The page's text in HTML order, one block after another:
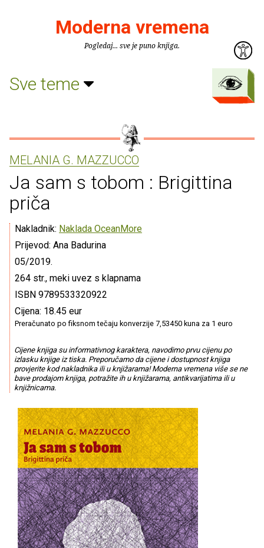
Moderna vremena
Pogledaj... sve je puno knjiga.
Sve teme
MELANIA G. MAZZUCCO
Ja sam s tobom : Brigittina
priča
Nakladnik: Naklada OceanMore
Prijevod: Ana Badurina
05/2019.
264 str., meki uvez s klapnama
ISBN 9789533320922
Cijena: 18.45 eur
Preračunato po fiksnom tečaju konverzije 7,53450 kuna za 1 euro
Cijene knjiga su informativnog karaktera, navodimo prvu cijenu po
izlasku knjige iz tiska. Preporučamo da cijene i dostupnost knjiga
provjerite kod nakladnika ili u knjižarama! Moderna vremena više se ne
bave prodajom knjiga, potražite ih u knjižarama, antikvarijatima ili u
knjižnicama.